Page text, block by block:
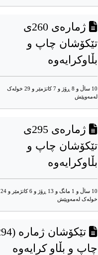
ژمارەی 260ی
تێکۆشان چاپ و
بڵاوکرایەوە
10 ساڵ و 8 ڕۆژ و 7 کاتژمێر و 29 خوله‌ک
له‌مه‌وپێش‌
ژمارەى 295ى
تێکۆشان چاپ و
بڵاوکرایەوە
10 ساڵ و 1 مانگ و 13 ڕۆژ و 6 کاتژمێر و 24
خوله‌ک له‌مه‌وپێش‌
چاپ و بڵاو کرایەوە